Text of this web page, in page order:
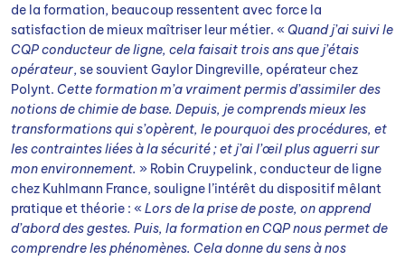
de la formation, beaucoup ressentent avec force la
satisfaction de mieux maîtriser leur métier. « Quand j’ai suivi le
CQP conducteur de ligne, cela faisait trois ans que j’étais
opérateur, se souvient Gaylor Dingreville, opérateur chez
Polynt. Cette formation m’a vraiment permis d’assimiler des
notions de chimie de base. Depuis, je comprends mieux les
transformations qui s’opèrent, le pourquoi des procédures, et
les contraintes liées à la sécurité ; et j’ai l’œil plus aguerri sur
mon environnement. » Robin Cruypelink, conducteur de ligne
chez Kuhlmann France, souligne l’intérêt du dispositif mêlant
pratique et théorie : « Lors de la prise de poste, on apprend
d’abord des gestes. Puis, la formation en CQP nous permet de
comprendre les phénomènes. Cela donne du sens à nos